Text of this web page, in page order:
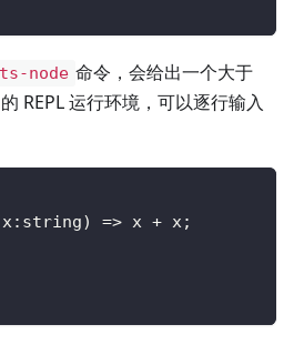
ts-node 命令，会给出一个大于
REPL 运行环境，可以逐行输入
=> x + x;